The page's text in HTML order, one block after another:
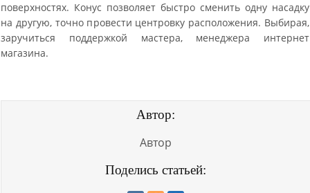
поверхностях. Конус позволяет быстро сменить одну насадку
на другую, точно провести центровку расположения. Выбирая,
заручиться поддержкой мастера, менеджера интернет
магазина.
Автор:
Автор
Поделись статьей: